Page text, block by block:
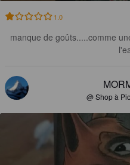
1.0
manque de goûts.....comme
@ Shop à